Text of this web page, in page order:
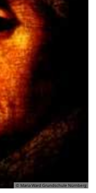
© Maria Ward Grundschule Nürnberg